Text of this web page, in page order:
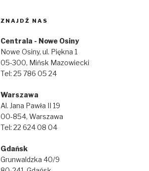
ZNAJDŹ NAS
Centrala - Nowe Osiny
Nowe Osiny, ul. Piękna 1
05-300, Mińsk Mazowiecki
Tel: 25 786 05 24
Warszawa
Al. Jana Pawła II 19
00-854, Warszawa
Tel: 22 624 08 04
Gdańsk
Grunwaldzka 40/9